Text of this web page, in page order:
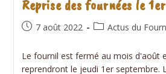
Reprise des fournées le
Publication
7 août 2022
PostActus du
Le fournil est fermé au mois d'août
reprendront le jeudi 1er septembre.